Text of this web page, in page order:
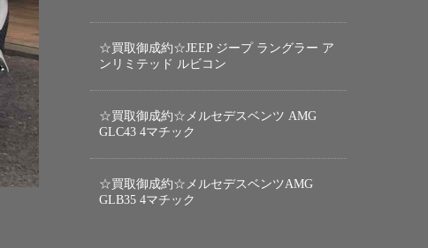
☆買取御成約☆JEEP ジープ ラングラー ア
ンリミテッド ルビコン
☆買取御成約☆メルセデスベンツ AMG
GLC43 4マチック
☆買取御成約☆メルセデスベンツAMG
GLB35 4マチック